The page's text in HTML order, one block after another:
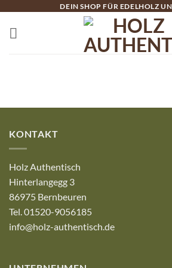
springen
DEIN SHOP FÜR EDELHOLZ
KONTAKT
Holz Authentisch
Hinterlangegg 3
86975 Bernbeuren
Tel. 01520-9056185
info@holz-authentisch.de